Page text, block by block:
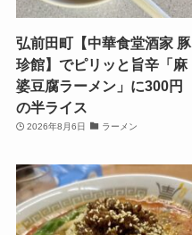
弘前田町【中華食堂酒家 豚
珍館】でピリッと旨辛「麻
婆豆腐ラーメン」に300円
の半ライス
2026年8月6日 ラーメン